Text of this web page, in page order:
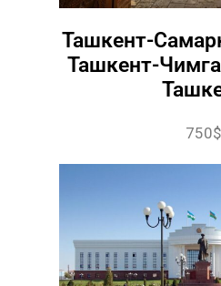
Ташкент-
Ташкент-
750$